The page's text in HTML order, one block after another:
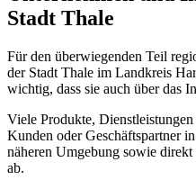
Stadt Thale
Für den überwiegenden Teil
der Stadt Thale im Landkreis
wichtig, dass sie auch über das
Viele Produkte,
Kunden oder Geschäftspartner
näheren Umgebung sowie
ab.